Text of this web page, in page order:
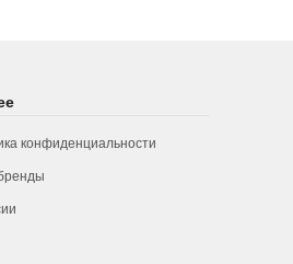
конфиденциальности